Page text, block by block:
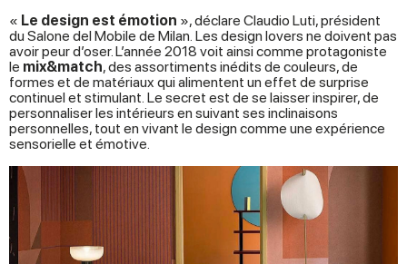
« Le design est émotion », déclare Claudio Luti, président
du Salone del Mobile de Milan. Les design lovers ne doivent pas
avoir peur d’oser. L’année 2018 voit ainsi comme protagoniste
le mix&match, des assortiments inédits de couleurs, de
formes et de matériaux qui alimentent un effet de surprise
continuel et stimulant. Le secret est de se laisser inspirer, de
personnaliser les intérieurs en suivant ses inclinaisons
personnelles, tout en vivant le design comme une expérience
sensorielle et émotive.